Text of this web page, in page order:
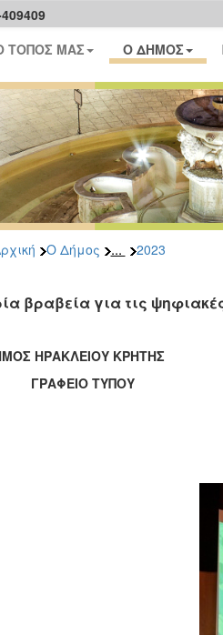
ΤΟΠΟΣ ΜΑΣ Ο ΔΗΜΟΣ
Ο Δήμος ... 2023
βραβεία για τις
ΗΡΑΚΛΕΙΟΥ ΚΡΗΤΗΣ
ΤΥΠΟΥ